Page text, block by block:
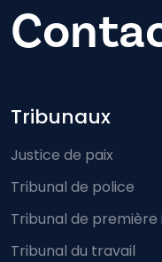
Footer-
Tribunaux
Justice de paix
Tribunal de police
Tribunal de première
Tribunal du travail